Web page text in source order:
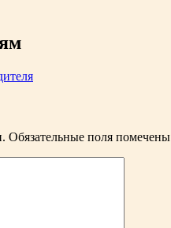
Обязательные поля